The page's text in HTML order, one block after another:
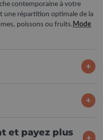
contemporaine à votre
une répartition optimale de la
poissons ou fruits.Mode
et payez plus